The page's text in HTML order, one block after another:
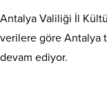
Antalya Valiliği İl
verilere göre Antalya
devam ediyor.